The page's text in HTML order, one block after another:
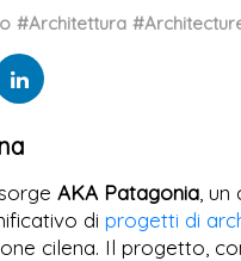
#Architettura
AKA Patagonia ,
di progetti di
cilena. Il progetto,